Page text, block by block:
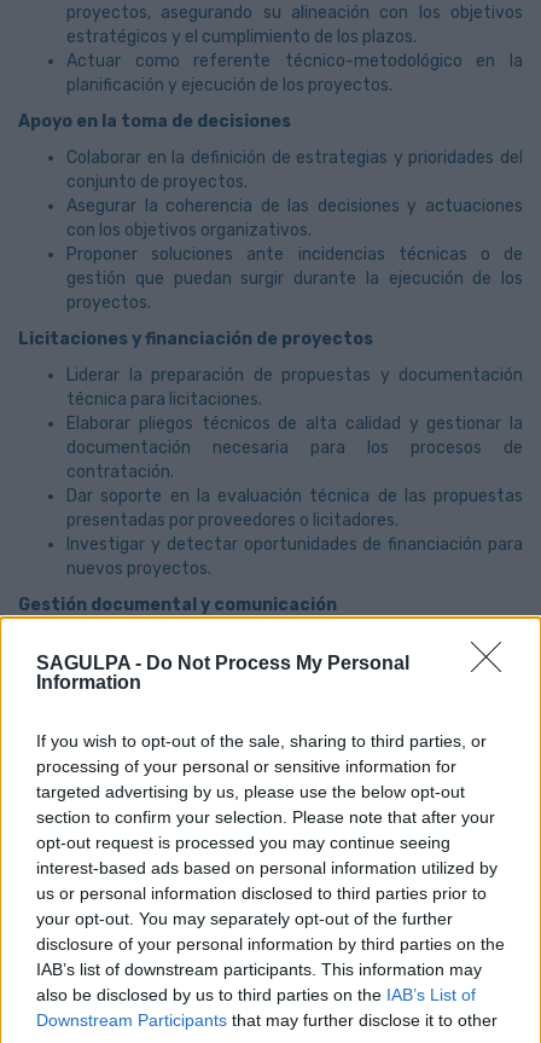
SAGULPA - Do Not Process My Personal
Information
If you wish to opt-out of the sale, sharing to third parties, or
processing of your personal or sensitive information for
targeted advertising by us, please use the below opt-out
section to confirm your selection. Please note that after your
opt-out request is processed you may continue seeing
interest-based ads based on personal information utilized by
us or personal information disclosed to third parties prior to
your opt-out. You may separately opt-out of the further
disclosure of your personal information by third parties on the
IAB’s list of downstream participants. This information may
also be disclosed by us to third parties on the IAB’s List of
Downstream Participants that may further disclose it to other
proyectos, asegurando su alineación con los objetivos
estratégicos y el cumplimiento de los plazos.
Actuar como referente técnico-metodológico en la
planificación y ejecución de los proyectos.
Apoyo en la toma de decisiones
Colaborar en la definición de estrategias y prioridades del
conjunto de proyectos.
Asegurar la coherencia de las decisiones y actuaciones
con los objetivos organizativos.
Proponer soluciones ante incidencias técnicas o de
gestión que puedan surgir durante la ejecución de los
proyectos.
Licitaciones y financiación de proyectos
Liderar la preparación de propuestas y documentación
técnica para licitaciones.
Elaborar pliegos técnicos de alta calidad y gestionar la
documentación necesaria para los procesos de
contratación.
Dar soporte en la evaluación técnica de las propuestas
presentadas por proveedores o licitadores.
Investigar y detectar oportunidades de financiación para
nuevos proyectos.
Gestión documental y comunicación
Gestionar y mantener actualizada la documentación de
los proyectos en plataformas colaborativas.
Facilitar una comunicación eficaz entre los equipos
Elaborar informes técnicos y presentaciones de
seguimiento del estado de los proyectos.
Colaboración externa y pruebas técnicas
Coordinarse con proveedores, socios y entidades externas
para garantizar la correcta ejecución de las distintas
fases de los proyectos.
Participar en pruebas de aplicaciones y sistemas,
documentando incidencias y oportunidades de mejora.
Coordinar la resolución de problemas detectados durante
las pruebas y apoyar la implantación de soluciones
técnicas.